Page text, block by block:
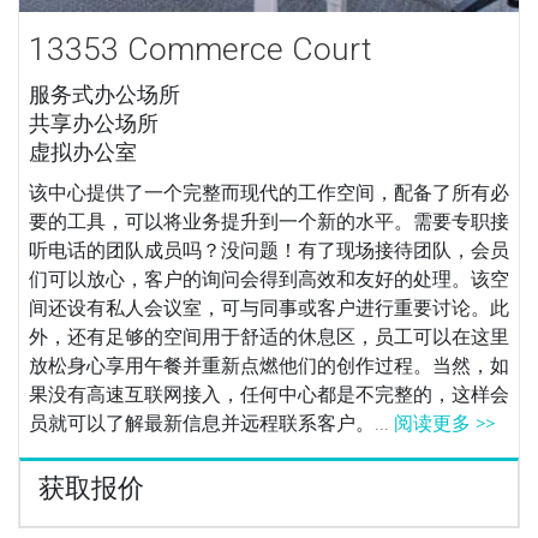
13353 Commerce Court
服务式办公场所
共享办公场所
虚拟办公室
该中心提供了一个完整而现代的工作空间，配备了所有必
要的工具，可以将业务提升到一个新的水平。需要专职接
听电话的团队成员吗？没问题！有了现场接待团队，会员
们可以放心，客户的询问会得到高效和友好的处理。该空
间还设有私人会议室，可与同事或客户进行重要讨论。此
外，还有足够的空间用于舒适的休息区，员工可以在这里
放松身心享用午餐并重新点燃他们的创作过程。当然，如
果没有高速互联网接入，任何中心都是不完整的，这样会
员就可以了解最新信息并远程联系客户。... 阅读更多 >>
获取报价